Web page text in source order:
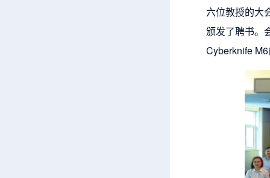
六位教授的大
颁发了聘书。
Cyberknife